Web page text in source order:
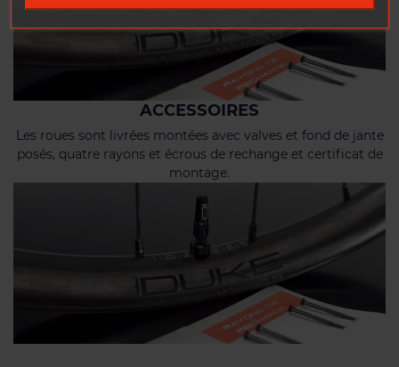
ACCESSOIRES
Les roues sont livrées montées avec valves et fond de jante
posés, quatre rayons et écrous de rechange et certificat de
montage.